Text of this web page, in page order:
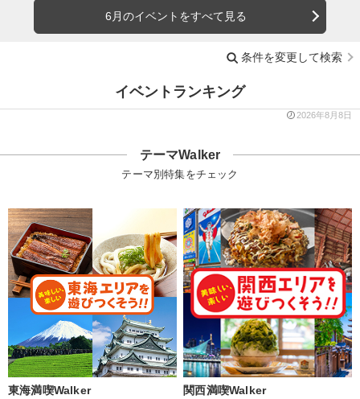
6月のイベントをすべて見る
条件を変更して検索
イベントランキング
2026年8月8日
テーマWalker
テーマ別特集をチェック
東海満喫Walker 関西満喫Walker